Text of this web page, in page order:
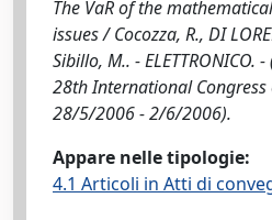
The VaR of the
issues / Cocozza, R., DI
Sibillo, M.. - ELETTRONICO.
28th International Congress
28/5/2006 - 2/6/2006).
Appare nelle tipologie:
4.1 Articoli in Atti di